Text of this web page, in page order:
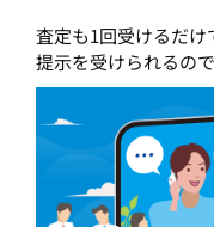
査定も1回受けるだ
提示を受けられるの